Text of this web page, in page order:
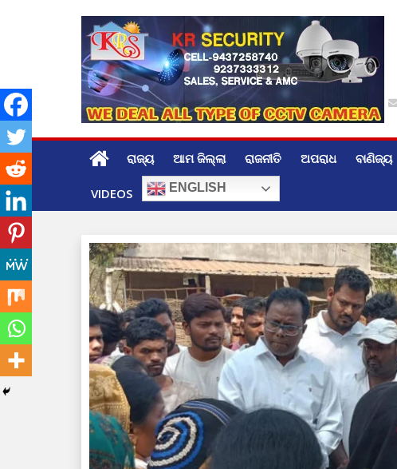
ରାଜ୍ୟ ଆମ ଜିଲ୍ଲା ରାଜନୀତି ଅପରାଧ ବାଣିଜ୍ୟ
VIDEOS ENGLISH